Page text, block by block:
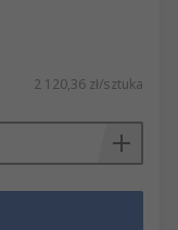
2 120,36 zł/sztuka